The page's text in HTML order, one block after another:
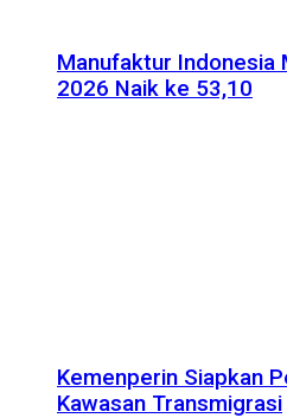
Manufaktur Indonesia
2026 Naik ke 53,10
Kemenperin Siapkan
Kawasan Transmigrasi